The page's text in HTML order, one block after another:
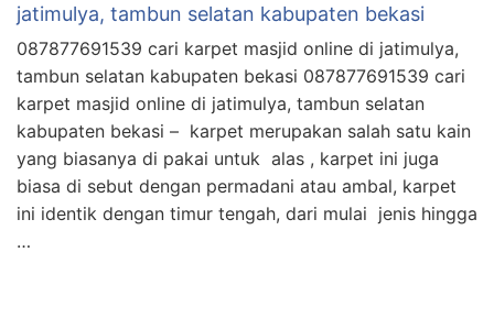
jatimulya, tambun selatan kabupaten bekasi
087877691539 cari karpet masjid online di jatimulya,
tambun selatan kabupaten bekasi 087877691539 cari
karpet masjid online di jatimulya, tambun selatan
kabupaten bekasi – karpet merupakan salah satu kain
yang biasanya di pakai untuk alas , karpet ini juga
biasa di sebut dengan permadani atau ambal, karpet
ini identik dengan timur tengah, dari mulai jenis hingga
…